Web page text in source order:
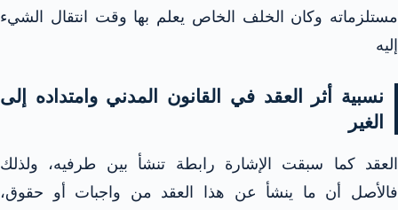
مستلزماته وكان الخلف الخاص يعلم بها وقت انتقال الشيء
إليه
نسبية أثر العقد في القانون المدني وامتداده إلى
الغير
العقد كما سبقت الإشارة رابطة تنشأ بين طرفيه، ولذلك
فالأصل أن ما ينشأ عن هذا العقد من واجبات أو حقوق،